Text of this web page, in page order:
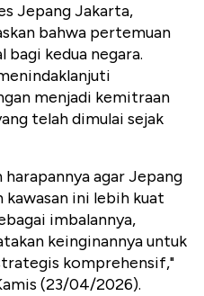
Jepang Jakarta,
bahwa pertemuan
kedua negara.
menjadi kemitraan
telah dimulai sejak
agar Jepang
kawasan ini lebih kuat
imbalannya,
keinginannya untuk
komprehensif,"
(23/04/2026).